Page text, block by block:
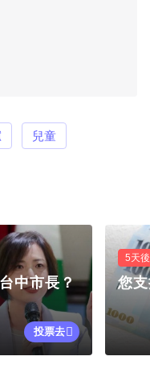
兒童
中市長？
投票去
5天
您